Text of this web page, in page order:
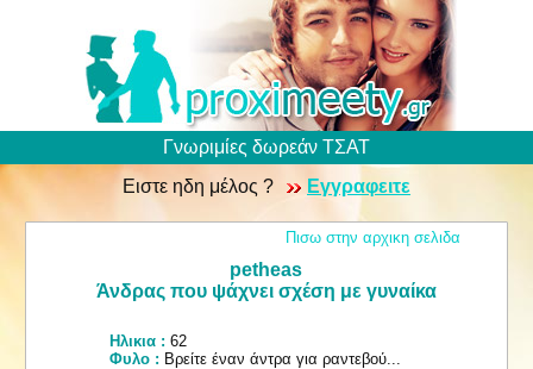
Γνωριμίες δωρεάν ΤΣΑΤ
Ειστε ηδη μέλος ?
Εγγραφειτε
Πισω στην αρχικη σελιδα
petheas
Άνδρας που ψάχνει σχέση με γυναίκα
Ηλικια : 62
Φυλο : Βρείτε έναν άντρα για ραντεβού...